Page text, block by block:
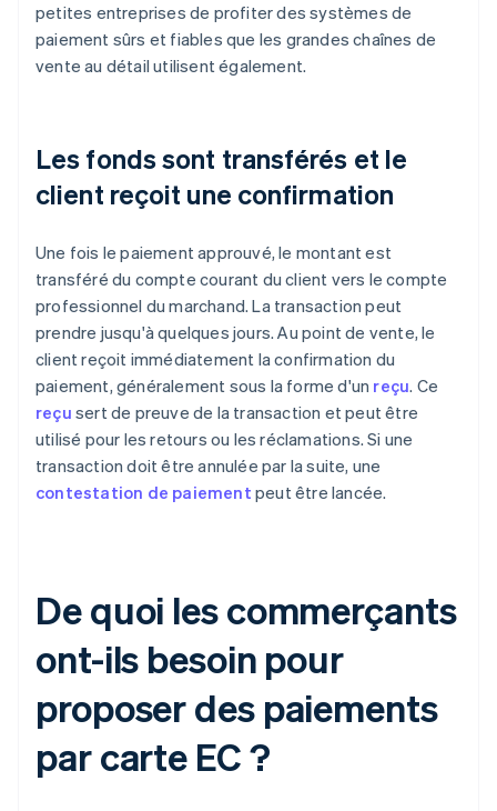
petites entreprises de profiter des systèmes de
paiement sûrs et fiables que les grandes chaînes de
vente au détail utilisent également.
Les fonds sont transférés et le
client reçoit une confirmation
Une fois le paiement approuvé, le montant est
transféré du compte courant du client vers le compte
professionnel du marchand. La transaction peut
prendre jusqu'à quelques jours. Au point de vente, le
client reçoit immédiatement la confirmation du
paiement, généralement sous la forme d'un reçu. Ce
reçu sert de preuve de la transaction et peut être
utilisé pour les retours ou les réclamations. Si une
transaction doit être annulée par la suite, une
contestation de paiement peut être lancée.
De quoi les commerçants
ont-ils besoin pour
proposer des paiements
par carte EC ?